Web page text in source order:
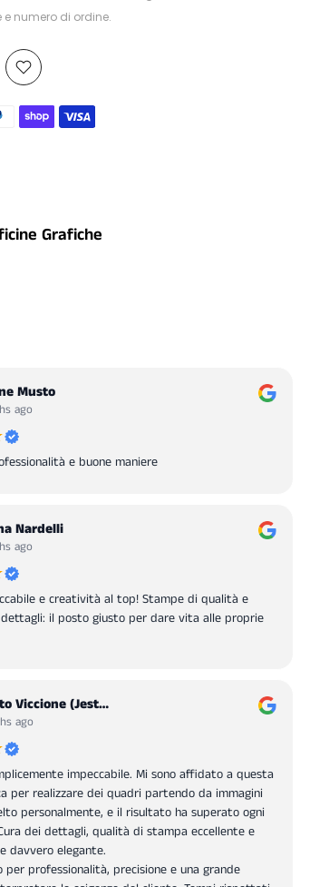
numero di ordine.
Grafiche
Musto
ago
e buone maniere
Nardelli
ago
e creatività al top! Stampe di qualità e
il posto giusto per dare vita alle proprie
Viccione (Jest…
ago
impeccabile. Mi sono affidato a questa
per realizzare dei quadri partendo da immagini
personalmente, e il risultato ha superato ogni
dei dettagli, qualità di stampa eccellente e
davvero elegante.
per professionalità, precisione e una grande